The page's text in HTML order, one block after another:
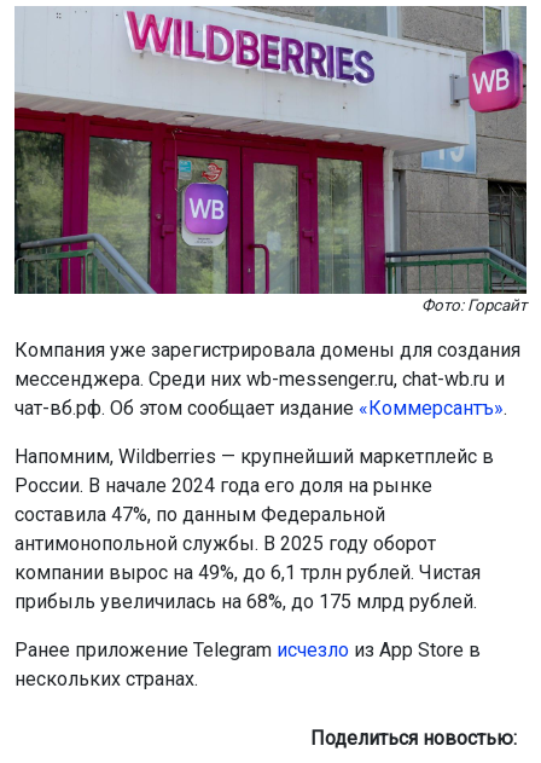
Фото: Горсайт
Компания уже зарегистрировала домены для создания
мессенджера. Среди них wb-messenger.ru, chat-wb.ru и
чат-вб.рф. Об этом сообщает издание «Коммерсантъ».
Напомним, Wildberries — крупнейший маркетплейс в
России. В начале 2024 года его доля на рынке
составила 47%, по данным Федеральной
антимонопольной службы. В 2025 году оборот
компании вырос на 49%, до 6,1 трлн рублей. Чистая
прибыль увеличилась на 68%, до 175 млрд рублей.
Ранее приложение Telegram исчезло из App Store в
нескольких странах.
Поделиться новостью: